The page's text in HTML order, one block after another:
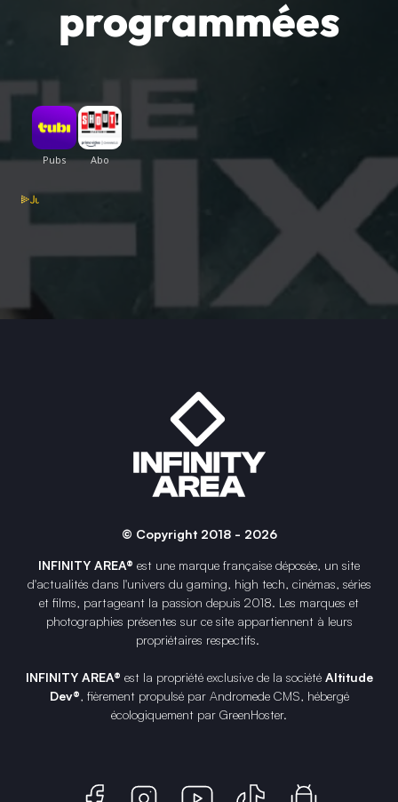
programmées
© Copyright 2018 - 2026
INFINITY AREA® est une marque française déposée, un site
d'actualités dans l'univers du gaming, high tech, cinémas, séries
et films, partageant la passion depuis 2018. Les marques et
photographies présentes sur ce site appartiennent à leurs
propriétaires respectifs.
INFINITY AREA® est la propriété exclusive de la société Altitude
Dev®, fièrement propulsé par Andromede CMS, hébergé
écologiquement par GreenHoster.